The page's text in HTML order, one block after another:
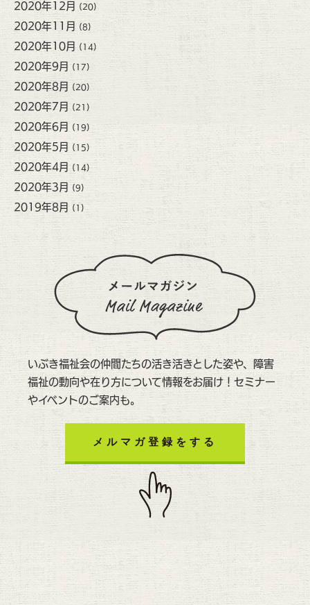
2020年12月 (20)
2020年11月 (8)
2020年10月 (14)
2020年9月 (17)
2020年8月 (20)
2020年7月 (21)
2020年6月 (19)
2020年5月 (15)
2020年4月 (14)
2020年3月 (9)
2019年8月 (1)
いぶき福祉会の仲間たちの活き活きとした姿や、障害
福祉の動向や在り方について情報をお届け！セミナー
やイベントのご案内も。
メルマガ登録をする